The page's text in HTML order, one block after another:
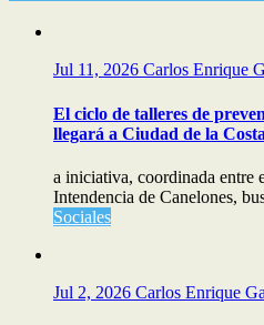
Jul 11, 2026 Carlos Enrique
El ciclo de talleres de
llegará a Ciudad de la Costa
a iniciativa, coordinada entre
Intendencia de Canelones,
Sociales
Jul 2, 2026 Carlos Enrique